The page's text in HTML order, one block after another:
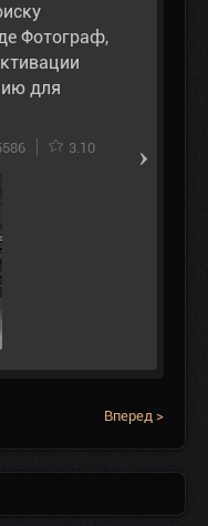
Фотограф,
для
3.10
Вперед >